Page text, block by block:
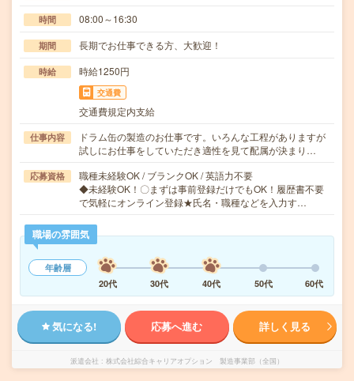
時間 08:00～16:30
期間 長期でお仕事できる方、大歓迎！
時給 時給1250円
交通費
交通費規定内支給
仕事内容
ドラム缶の製造のお仕事です。いろんな工程がありますが
試しにお仕事をしていただき適性を見て配属が決まり…
応募資格
職種未経験OK / ブランクOK / 英語力不要
◆未経験OK！〇まずは事前登録だけでもOK！履歴書不要
で気軽にオンライン登録★氏名・職種などを入力す…
職場の雰囲気
年齢層
20代
30代 40代 50代 60代
気になる! 応募へ進む 詳しく見る
派遣会社 株式会社綜合キャリアオプション 製造事業部（全国）